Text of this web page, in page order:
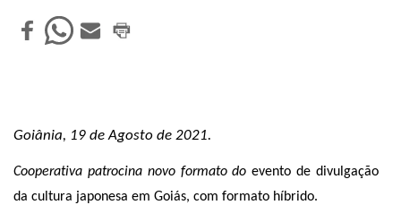
Fale Conosco
Goiânia, 19 de Agosto de 2021.
Cooperativa patrocinanovo formato do evento de divulgação
da cultura japonesa em Goiás, com formato híbrido.